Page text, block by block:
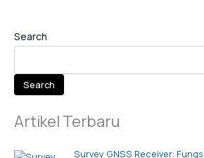
Search
Search
Artikel Terbaru
Survey GNSS Receiver: